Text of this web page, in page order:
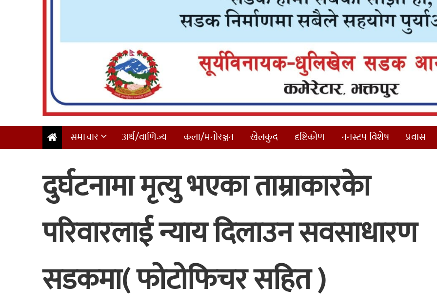
समाचार अर्थ/वाणिज्य कला/मनोरञ्जन खेलकुद दृष्टिकोण ननस्टप विशेष प्रवास
दुर्घटनामा मृत्यु भएका ताम्राकारकाे
परिवारलाई न्याय दिलाउन सवसाधारण
सडकमा( फोटोफिचर सहित )